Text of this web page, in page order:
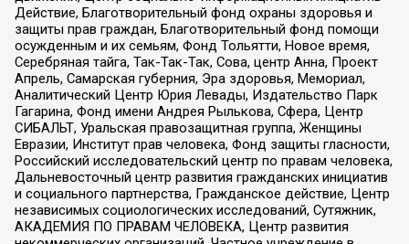
Действие, Благотворительный фонд охраны здоровья и
защиты прав граждан, Благотворительный фонд помощи
осужденным и их семьям, Фонд Тольятти, Новое время,
Серебряная тайга, Так-Так-Так, Сова, центр Анна, Проект
Апрель, Самарская губерния, Эра здоровья, Мемориал,
Аналитический Центр Юрия Левады, Издательство Парк
Гагарина, Фонд имени Андрея Рылькова, Сфера, Центр
СИБАЛЬТ, Уральская правозащитная группа, Женщины
Евразии, Институт прав человека, Фонд защиты гласности,
Российский исследовательский центр по правам человека,
Дальневосточный центр развития гражданских инициатив
и социального партнерства, Гражданское действие, Центр
независимых социологических исследований, Сутяжник,
АКАДЕМИЯ ПО ПРАВАМ ЧЕЛОВЕКА, Центр развития